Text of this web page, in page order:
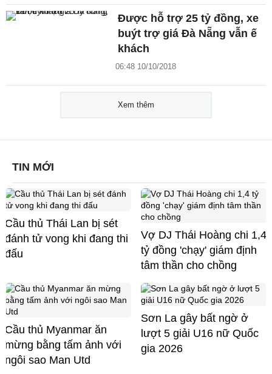
Được hỗ trợ 25 tỷ đồng, xe
buýt trợ giá Đà Nẵng vẫn ế
khách
06:48 10/10/2018
Xem thêm
TIN MỚI
Cầu thủ Thái Lan bị sét
đánh tử vong khi đang thi
đấu
Vợ DJ Thái Hoàng chi 1,4
tỷ đồng 'chạy' giám định
tâm thần cho chồng
Cầu thủ Myanmar ăn
mừng bằng tấm ảnh với
ngôi sao Man Utd
Sơn La gây bất ngờ ở
lượt 5 giải U16 nữ Quốc
gia 2026